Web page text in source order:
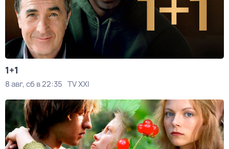
1+1
8 авг, сб в 22:35 TV XXI